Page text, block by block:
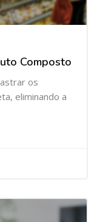
Composto
os
eliminando a